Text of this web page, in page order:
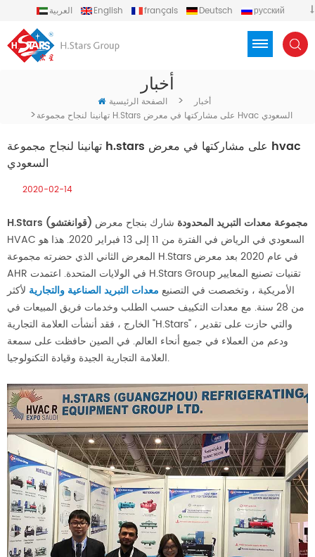
العربية English français Deutsch
русский
أخبار
الصفحة الرئيسية > أخبار
> تهانينا لنجاح مجموعة H.stars على مشاركتها في معرض Hvac السعودي
تهانينا لنجاح مجموعة h.stars على مشاركتها في معرض hvac
السعودي
2020-02-14
H.Stars (قوانغتشو) مجموعة معدات التبريد المحدودة شارك بنجاح معرض
HVAC السعودي في الرياض في الفترة من 11 إلى 13 فبراير 2020. هذا هو
المعرض الثاني الذي حضرته مجموعة H.Stars في عام 2020 بعد معرض
AHR في الولايات المتحدة. اعتمدت H.Stars Group تقنيات تصنيع المعايير
الأمريكية ، وتخصصت في التصنيع معدات التبريد الصناعية والتجارية لأكثر
من 28 سنة. مع معدات التكييف حسب الطلب وخدمات فريق المبيعات في
الخارج ، فقد أنشأت العلامة التجارية "H.Stars" ، والتي حازت على تقدير
ودعم من العملاء في جميع أنحاء العالم. في الصين حافظت على سمعة
العلامة التجارية الجيدة وقيادة التكنولوجيا.